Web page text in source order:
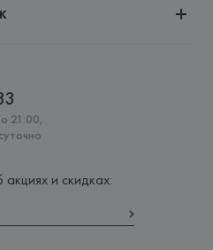
21:00,
и скидках: